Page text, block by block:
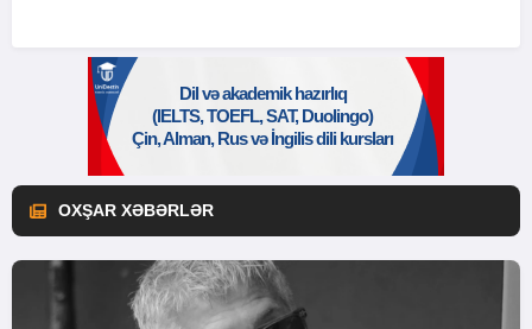
OXŞAR XƏBƏRLƏR